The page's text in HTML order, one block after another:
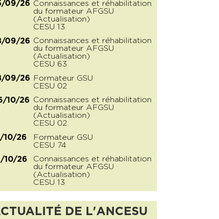
09/26 Connaissances et réhabilitation
du formateur AFGSU
(Actualisation)
CESU 13
09/26 Connaissances et réhabilitation
du formateur AFGSU
(Actualisation)
CESU 63
09/26
Formateur GSU
CESU 02
10/26 Connaissances et réhabilitation
du formateur AFGSU
(Actualisation)
CESU 02
10/26
Formateur GSU
CESU 74
10/26
Connaissances et réhabilitation
du formateur AFGSU
(Actualisation)
CESU 13
DE L'ANCESU